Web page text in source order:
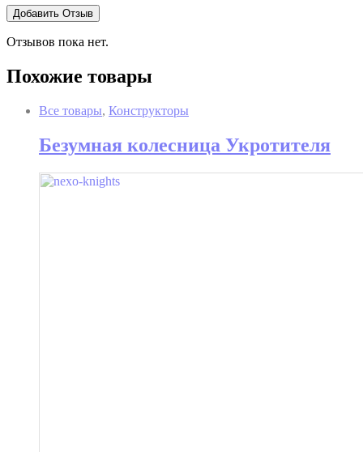
Отзывов пока нет.
Похожие товары
Все товары, Конструкторы
Безумная колесница Укротителя